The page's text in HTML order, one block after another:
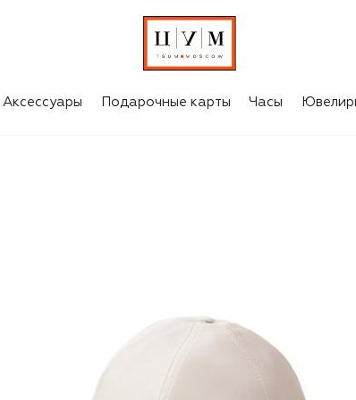
Аксессуары Подарочные карты Часы